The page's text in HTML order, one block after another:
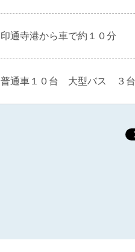
印通寺港から車で約１０分
普通車１０台 大型バス ３台